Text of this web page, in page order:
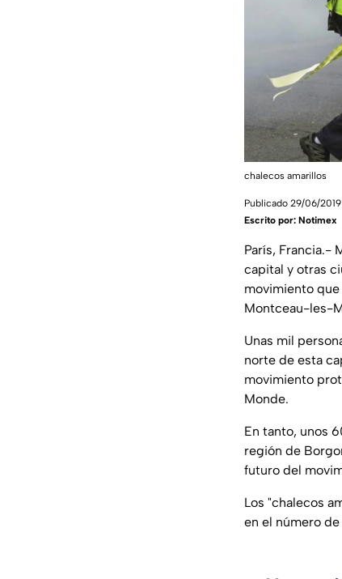
chalecos amarillos
Publicado 29/06/2019
Escrito por: Notimex
París, Francia.-
capital y otras
movimiento
Montceau-les-
Unas mil
norte de esta
movimiento
Monde.
En tanto, unos
región de
futuro del
Los "chalecos
en el número